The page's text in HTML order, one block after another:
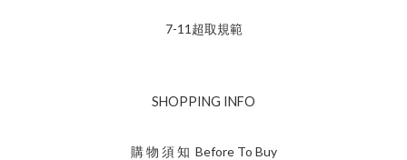
7-11超取規範
SHOPPING INFO
購 物 須 知 Before To Buy